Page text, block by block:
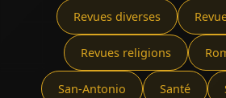
Revues diverses
Revues religions
San-Antonio Santé